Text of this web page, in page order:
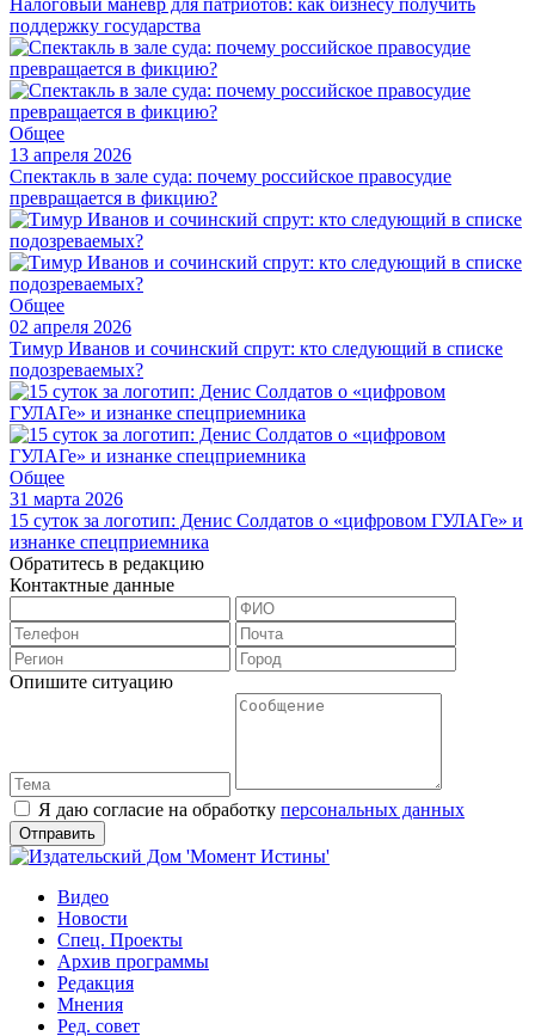
поддержку государства
Общее
13 апреля 2026
Спектакль в зале суда: почему российское правосудие
превращается в фикцию?
Общее
02 апреля 2026
Тимур Иванов и сочинский спрут: кто следующий в списке
подозреваемых?
Общее
31 марта 2026
15 суток за логотип: Денис Солдатов о «цифровом ГУЛАГе» и
изнанке спецприемника
Обратитесь в редакцию
Контактные данные
Опишите ситуацию
Я даю согласие на обработку персональных данных
Видео
Новости
Спец. Проекты
Архив программы
Редакция
Мнения
Ред. совет